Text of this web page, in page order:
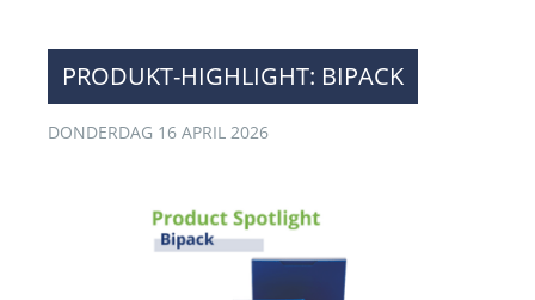
PRODUKT-HIGHLIGHT: BIPACK
DONDERDAG 16 APRIL 2026